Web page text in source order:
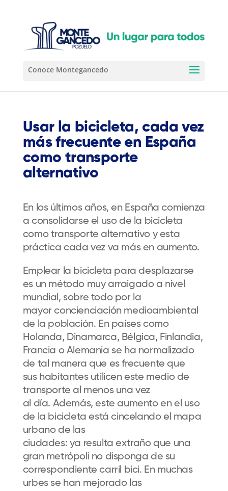
Usar la bicicleta, cada vez
más frecuente en España
como transporte
alternativo
En los últimos años, en España comienza
a consolidarse el uso de la bicicleta
como transporte alternativo y esta
práctica cada vez va más en aumento.
Emplear la bicicleta para desplazarse
es un método muy arraigado a nivel
mundial, sobre todo por la
mayor concienciación medioambiental
de la población. En países como
Holanda, Dinamarca, Bélgica, Finlandia,
Francia o Alemania se ha normalizado
de tal manera que es frecuente que
sushabitantesutiliceneste mediode
transporte al menos una vez
al día. Además, este aumentoenel uso
de la bicicleta está cincelando el mapa
urbano de las
ciudades: ya resulta extraño que una
gran metrópoli no disponga de su
correspondiente carril bici. En muchas
urbes se han mejorado las